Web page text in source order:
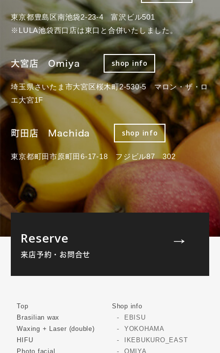
東京都豊島区南池袋2-23-4 富沢ビル501
※LULA池袋西口店は東口と合併いたしました。
大宮店 Omiya shop info
埼玉県さいたま市大宮区桜木町2-530-5 マロン・ザ・ロ
エ大宮1F
町田店 Machida shop info
東京都町田市原町田6-17-18 フジビル87 302
Reserve
来店予約・お問合せ
Top
Brasilian wax
Waxing + Laser (double)
HIFU
Photo facial
Shop info
EBISU
YOKOHAMA
IKEBUKURO_EAST
OMIYA